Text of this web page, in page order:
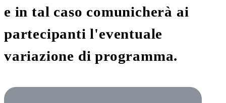
e in tal caso comunicherà ai
partecipanti l'eventuale
variazione di programma.